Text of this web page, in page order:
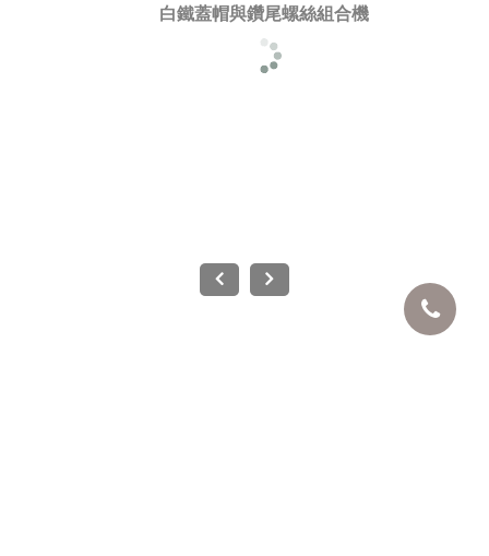
白鐵蓋帽與鑽尾螺絲組合機